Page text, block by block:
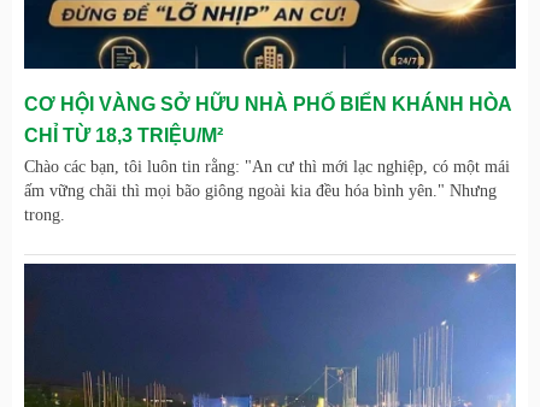
CƠ HỘI VÀNG SỞ HỮU NHÀ PHỐ BIỂN KHÁNH HÒA
CHỈ TỪ 18,3 TRIỆU/M²
Chào các bạn, tôi luôn tin rằng: "An cư thì mới lạc nghiệp, có một mái
ấm vững chãi thì mọi bão giông ngoài kia đều hóa bình yên." Nhưng
trong.